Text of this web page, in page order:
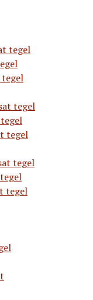
tegel
tegel
tegel
tegel
tegel